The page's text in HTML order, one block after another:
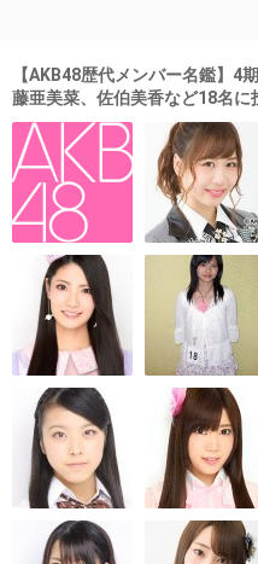
【AKB48歴代メンバー名鑑】4
藤亜美菜、佐伯美香など18名に